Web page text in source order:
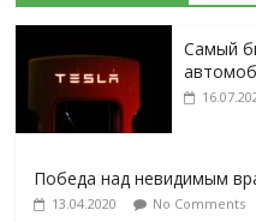
Самый
Победа над невидимым
13.04.2020 No Comments